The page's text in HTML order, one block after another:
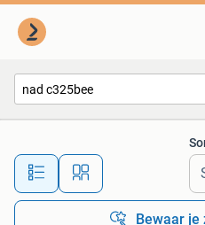
Alle
Bewaar je